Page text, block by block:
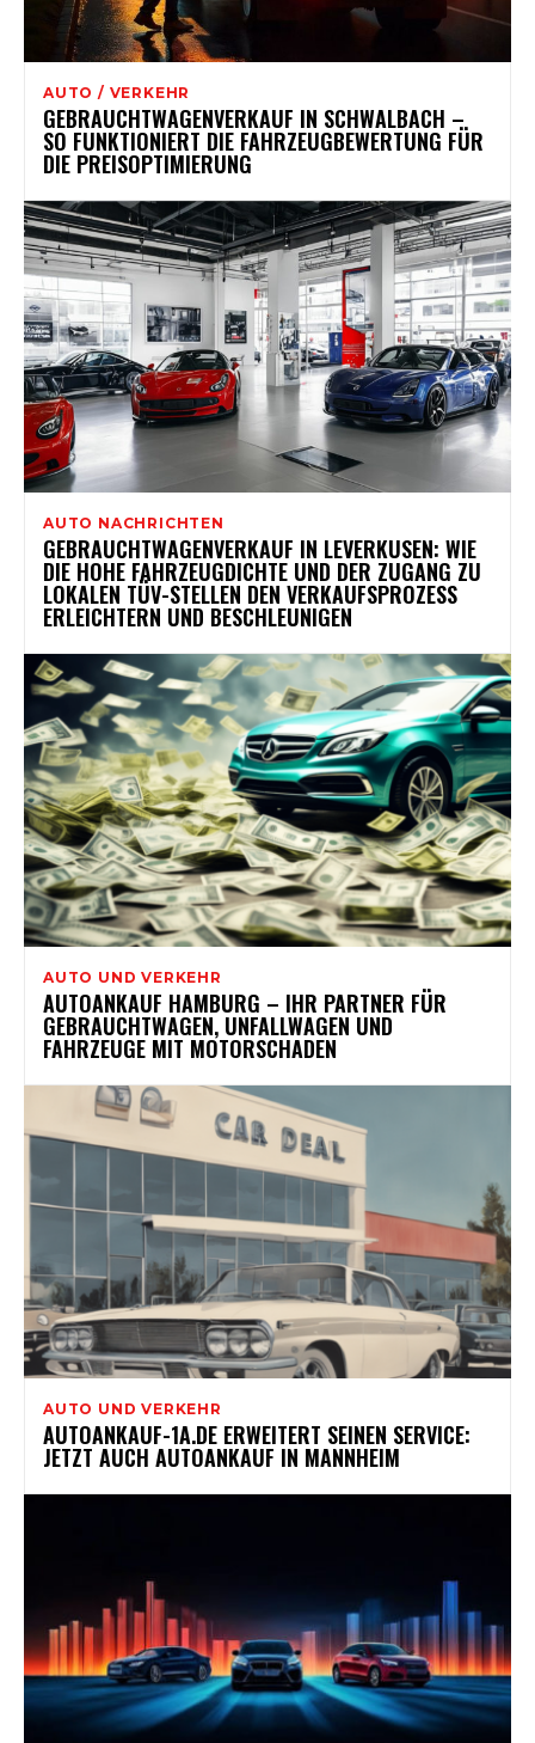
AUTO / VERKEHR
GEBRAUCHTWAGENVERKAUF IN SCHWALBACH –
SO FUNKTIONIERT DIE FAHRZEUGBEWERTUNG FÜR
DIE PREISOPTIMIERUNG
AUTO NACHRICHTEN
GEBRAUCHTWAGENVERKAUF IN LEVERKUSEN: WIE
DIE HOHE FAHRZEUGDICHTE UND DER ZUGANG ZU
LOKALEN TÜV-STELLEN DEN VERKAUFSPROZESS
ERLEICHTERN UND BESCHLEUNIGEN
AUTO UND VERKEHR
AUTOANKAUF HAMBURG – IHR PARTNER FÜR
GEBRAUCHTWAGEN, UNFALLWAGEN UND
FAHRZEUGE MIT MOTORSCHADEN
AUTO UND VERKEHR
AUTOANKAUF-1A.DE ERWEITERT SEINEN SERVICE:
JETZT AUCH AUTOANKAUF IN MANNHEIM